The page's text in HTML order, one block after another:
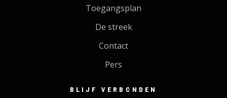
Toegangsplan
De streek
Contact
Pers
BLIJF VERBONDEN